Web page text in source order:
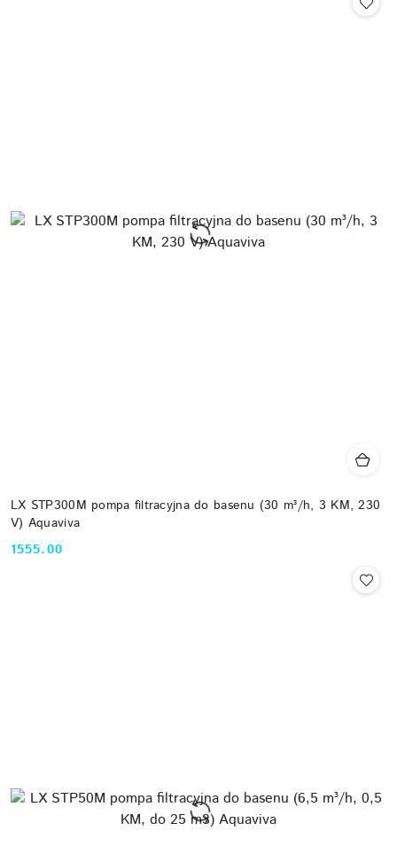
LX STP300M pompa filtracyjna do basenu (30 m³/h, 3 KM, 230
V) Aquaviva
Cena:
1555.00